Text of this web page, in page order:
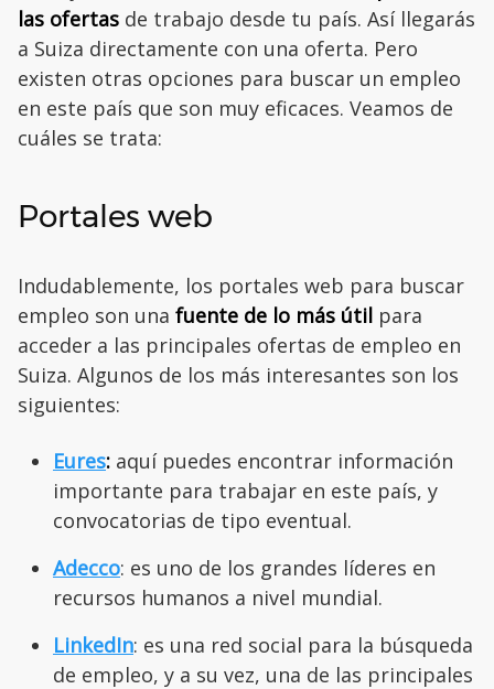
las ofertas de trabajo desde tu país. Así llegarás
a Suiza directamente con una oferta. Pero
existen otras opciones para buscar un empleo
en este país que son muy eficaces. Veamos de
cuáles se trata:
Portales web
Indudablemente, los portales web para buscar
empleo son una fuente de lo más útil para
acceder a las principales ofertas de empleo en
Suiza. Algunos de los más interesantes son los
siguientes:
Eures: aquí puedes encontrar información
importante para trabajar en este país, y
convocatorias de tipo eventual.
Adecco: es uno de los grandes líderes en
recursos humanos a nivel mundial.
LinkedIn: es una red social para la búsqueda
de empleo, y a su vez, una de las principales